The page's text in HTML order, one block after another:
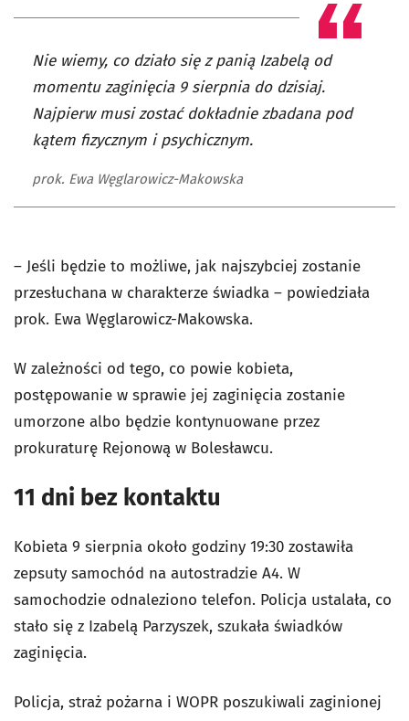
Nie wiemy, co działo się z panią Izabelą od
momentu zaginięcia 9 sierpnia do dzisiaj.
Najpierw musi zostać dokładnie zbadana pod
kątem fizycznym i psychicznym.
prok. Ewa Węglarowicz-Makowska
– Jeśli będzie to możliwe, jak najszybciej zostanie
przesłuchana w charakterze świadka – powiedziała
prok. Ewa Węglarowicz-Makowska.
W zależności od tego, co powie kobieta,
postępowanie w sprawie jej zaginięcia zostanie
umorzone albo będzie kontynuowane przez
prokuraturę Rejonową w Bolesławcu.
11 dni bez kontaktu
Kobieta 9 sierpnia około godziny 19:30 zostawiła
zepsuty samochód na autostradzie A4. W
samochodzie odnaleziono telefon. Policja ustalała, co
stało się z Izabelą Parzyszek, szukała świadków
zaginięcia.
Policja, straż pożarna i WOPR poszukiwali zaginionej